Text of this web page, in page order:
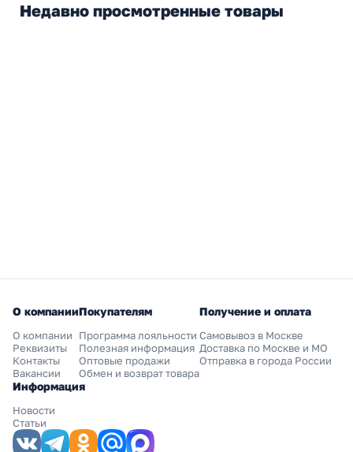
Недавно просмотренные товары
О компании
О компании
Реквизиты
Контакты
Вакансии
Покупателям
Программа лояльности
Полезная информация
Оптовые продажи
Обмен и возврат товара
Получение и оплата
Самовывоз в Москве
Доставка по Москве и МО
Отправка в города России
Информация
Новости
Статьи